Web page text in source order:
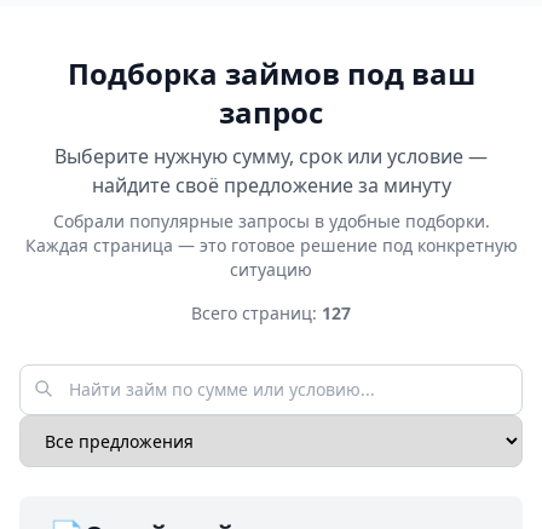
Подборка займов под ваш
запрос
Выберите нужную сумму, срок или условие —
найдите своё предложение за минуту
Собрали популярные запросы в удобные подборки.
Каждая страница — это готовое решение под конкретную
ситуацию
Всего страниц: 127